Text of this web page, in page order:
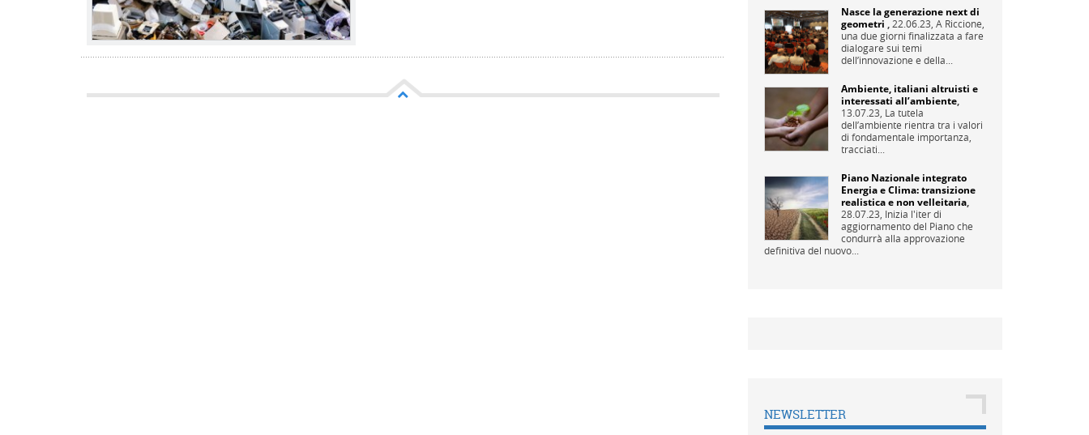
Nasce la generazione next di
geometri , 22.06.23, A Riccione,
una due giorni finalizzata a fare
dialogare sui temi
dell’innovazione e della...
Ambiente, italiani altruisti e
interessati all’ambiente,
13.07.23, La tutela
dell’ambiente rientra tra i valori
di fondamentale importanza,
tracciati...
Piano Nazionale integrato
Energia e Clima: transizione
realistica e non velleitaria,
28.07.23, Inizia l'iter di
aggiornamento del Piano che
condurrà alla approvazione
definitiva del nuovo...
NEWSLETTER